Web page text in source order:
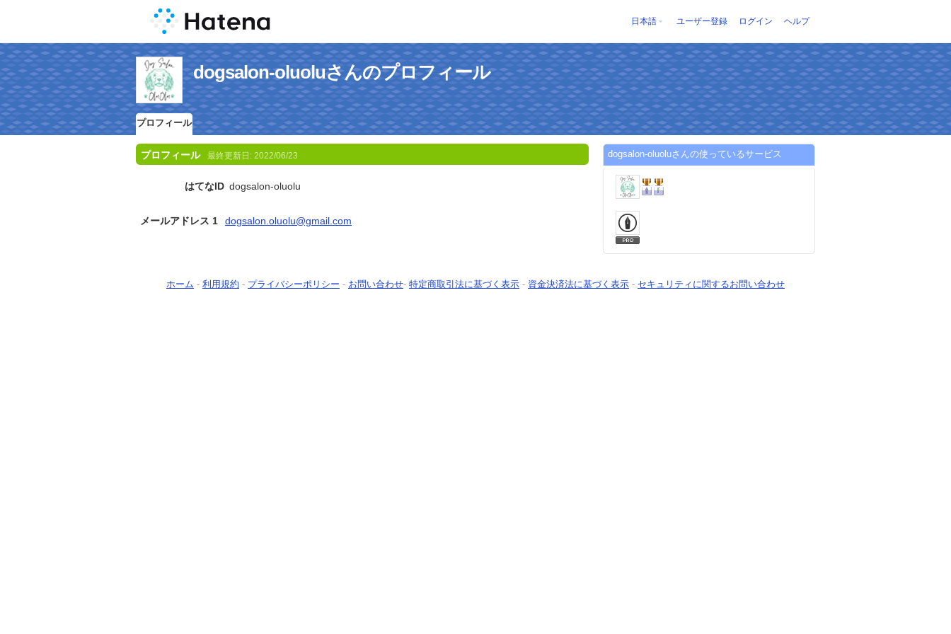
日本語 ユーザー登録 ログイン ヘルプ
dogsalon-oluoluさんのプロフィール
プロフィール
プロフィール 最終更新日: 2022/06/23
はてなID dogsalon-oluolu
メールアドレス 1 dogsalon.oluolu@gmail.com
dogsalon-oluoluさんの使っているサービス
ホーム - 利用規約 - プライバシーポリシー - お問い合わせ- 特定商取引法に基づく表示 - 資金決済法に基づく表示 - セキュリティに関するお問い合わせ